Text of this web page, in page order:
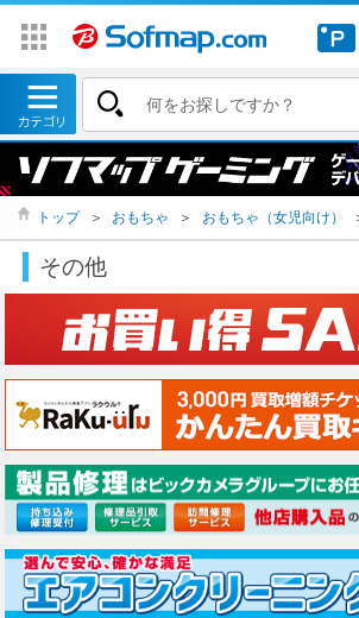
トップ ＞ おもちゃ ＞ おもちゃ（女児向け）
その他